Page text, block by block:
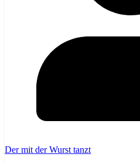
Der mit der Wurst tanzt